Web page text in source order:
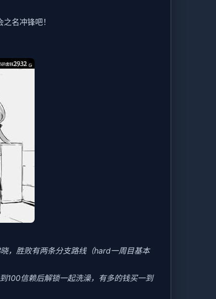
名冲锋吧！
，胜败有两条分支路线（hard一周目基本
100信赖后解锁一起洗澡，有多的钱买一到